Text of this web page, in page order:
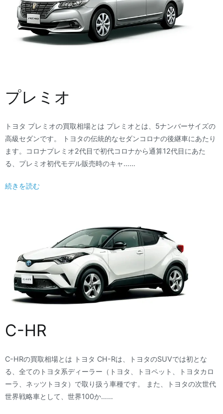
プレミオ
トヨタ プレミオの買取相場とは プレミオとは、5ナンバーサイズの
高級セダンです。 トヨタの伝統的なセダンコロナの後継車にあたり
ます。コロナプレミオ2代目で初代コロナから通算12代目にあた
る、プレミオ初代モデル販売時のキャ……
続きを読む
C-HR
C-HRの買取相場とは トヨタ CH-Rは、トヨタのSUVでは初とな
る、全てのトヨタ系ディーラー（トヨタ、トヨペット、トヨタカロ
ーラ、ネッツトヨタ）で取り扱う車種です。 また、トヨタの次世代
世界戦略車として、世界100か……